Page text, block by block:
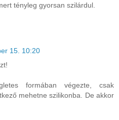
tényleg gyorsan szilárdul.
15. 10:20
formában végezte, csak
mehetne szilikonba. De akkor